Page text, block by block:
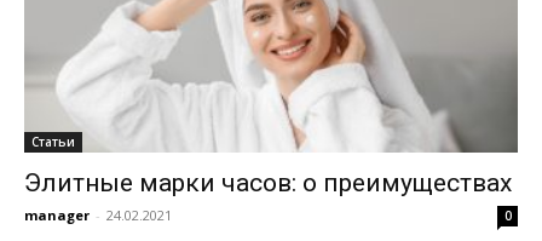
Статьи
Элитные марки часов: о преимуществах
manager - 24.02.2021 0